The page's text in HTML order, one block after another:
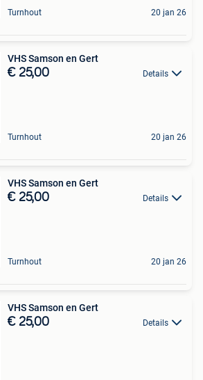
Turnhout 20 jan 26
VHS Samson en Gert
€ 25,00 Details
Turnhout 20 jan 26
VHS Samson en Gert
€ 25,00 Details
Turnhout 20 jan 26
VHS Samson en Gert
€ 25,00 Details